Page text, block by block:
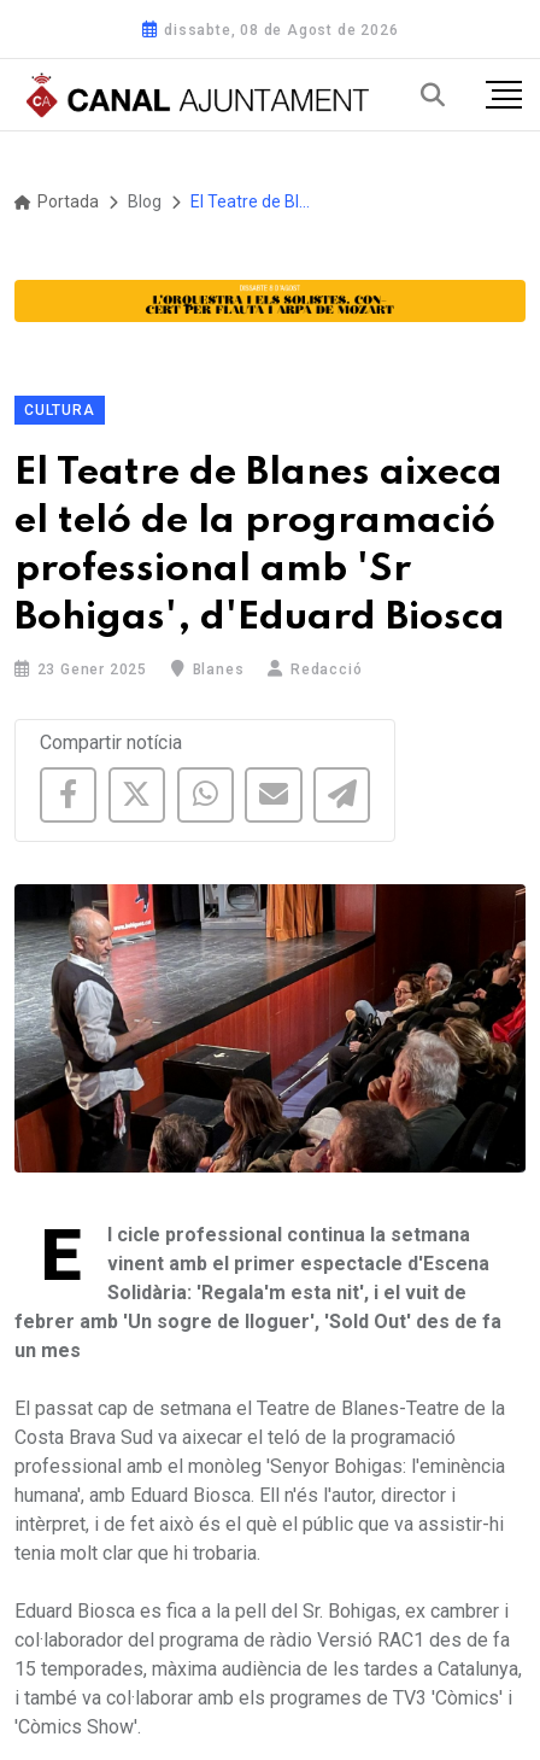
dissabte, 08 de Agost de 2026
Portada Blog
CULTURA
El Teatre de Blanes aixeca
el teló de la programació
professional amb 'Sr
Bohigas', d'Eduard Biosca
23 Gener 2025 Blanes Redacció
Compartir notícia
E
l cicle professional continua la setmana
vinent amb el primer espectacle d'Escena
Solidària: 'Regala'm esta nit', i el vuit de
febrer amb 'Un sogre de lloguer', 'Sold Out' des de fa
un mes
El passat cap de setmana el Teatre de Blanes-Teatre de la
Costa Brava Sud va aixecar el teló de la programació
professional amb el monòleg 'Senyor Bohigas: l'eminència
humana', amb Eduard Biosca. Ell n'és l'autor, director i
intèrpret, i de fet això és el què el públic que va assistir-hi
tenia molt clar que hi trobaria.
Eduard Biosca es fica a la pell del Sr. Bohigas, ex cambrer i
col·laborador del programa de ràdio Versió RAC1 des de fa
15 temporades, màxima audiència de les tardes a Catalunya,
i també va col·laborar amb els programes de TV3 'Còmics' i
'Còmics Show'.